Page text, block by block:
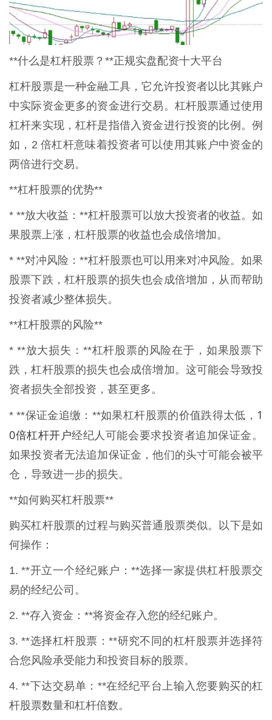
**什么是杠杆股票？**正规实盘配资十大平台
杠杆股票是一种金融工具，它允许投资者以比其账户
中实际资金更多的资金进行交易。杠杆股票通过使用
杠杆来实现，杠杆是指借入资金进行投资的比例。例
如，2 倍杠杆意味着投资者可以使用其账户中资金的
两倍进行交易。
**杠杆股票的优势**
* **放大收益：**杠杆股票可以放大投资者的收益。如
果股票上涨，杠杆股票的收益也会成倍增加。
* **对冲风险：**杠杆股票也可以用来对冲风险。如果
股票下跌，杠杆股票的损失也会成倍增加，从而帮助
投资者减少整体损失。
**杠杆股票的风险**
* **放大损失：**杠杆股票的风险在于，如果股票下
跌，杠杆股票的损失也会成倍增加。这可能会导致投
资者损失全部投资，甚至更多。
* **保证金追缴：**如果杠杆股票的价值跌得太低， 1
0倍杠杆开户经纪人可能会要求投资者追加保证金。
如果投资者无法追加保证金，他们的头寸可能会被平
仓，导致进一步的损失。
**如何购买杠杆股票**
购买杠杆股票的过程与购买普通股票类似。以下是如
何操作：
1. **开立一个经纪账户：**选择一家提供杠杆股票交
易的经纪公司。
2. **存入资金：**将资金存入您的经纪账户。
3. **选择杠杆股票：**研究不同的杠杆股票并选择符
合您风险承受能力和投资目标的股票。
4. **下达交易单：**在经纪平台上输入您要购买的杠
杆股票数量和杠杆倍数。